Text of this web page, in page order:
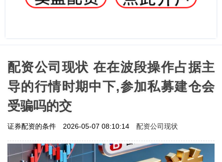
配资公司现状 在在波段操作占据主
导的行情时期中下,参加私募建仓会
受骗吗的交
证券配资的条件 2026-05-07 08:10:14 配资公司现状